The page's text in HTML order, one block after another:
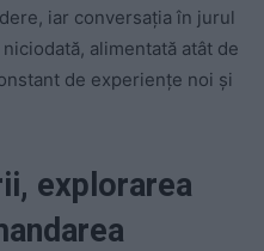
iar conversația în jurul
alimentată atât de
de experiențe noi și
explorarea